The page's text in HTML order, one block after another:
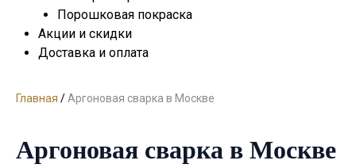
Порошковая покраска
Акции и скидки
Доставка и оплата
Главная /Аргоновая сварка в Москве
Аргоновая сварка в Москве